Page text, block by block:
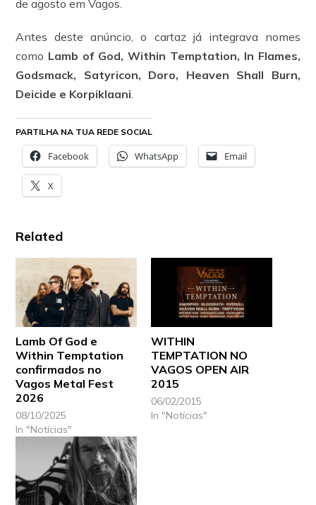
de agosto em Vagos.
Antes deste anúncio, o cartaz já integrava nomes
como Lamb of God, Within Temptation, In Flames,
Godsmack, Satyricon, Doro, Heaven Shall Burn,
Deicide e Korpiklaani
PARTILHA NA TUA REDE SOCIAL
Facebook WhatsApp Email
X
Related
Lamb Of God e
Within Temptation
confirmados no
Vagos Metal Fest
2026
08/10/2025
In "Notícias"
WITHIN
TEMPTATION NO
VAGOS OPEN AIR
2015
06/02/2015
In "Notícias"